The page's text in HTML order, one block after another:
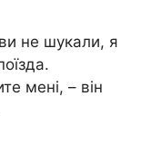
не шукали, я
мені, – він